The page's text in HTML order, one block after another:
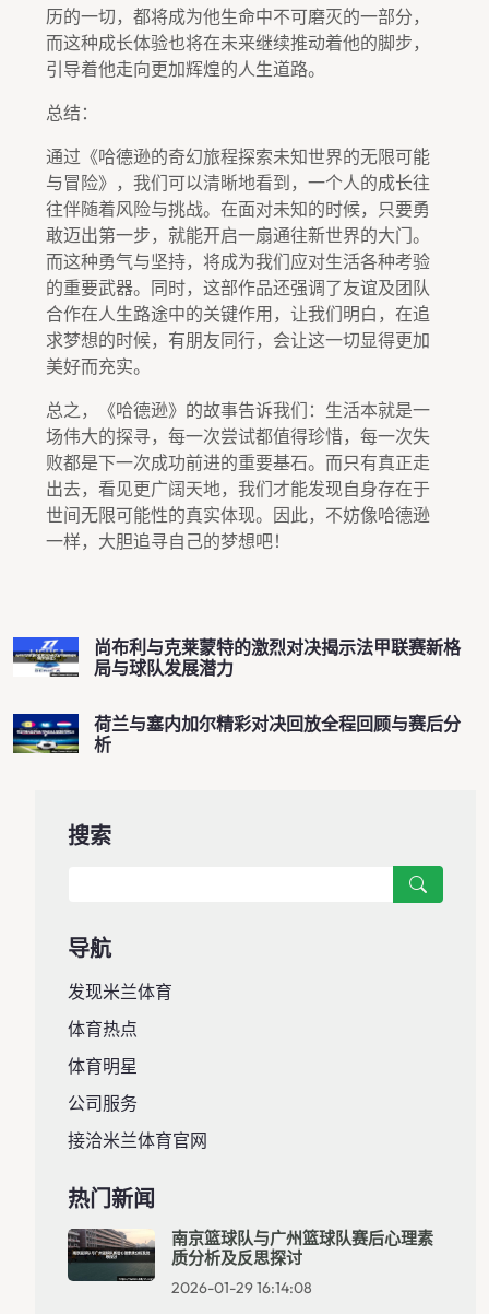
历的一切，都将成为他生命中不可磨灭的一部分，
而这种成长体验也将在未来继续推动着他的脚步，
引导着他走向更加辉煌的人生道路。
总结：
通过《哈德逊的奇幻旅程探索未知世界的无限可能
与冒险》，我们可以清晰地看到，一个人的成长往
往伴随着风险与挑战。在面对未知的时候，只要勇
敢迈出第一步，就能开启一扇通往新世界的大门。
而这种勇气与坚持，将成为我们应对生活各种考验
的重要武器。同时，这部作品还强调了友谊及团队
合作在人生路途中的关键作用，让我们明白，在追
求梦想的时候，有朋友同行，会让这一切显得更加
美好而充实。
总之，《哈德逊》的故事告诉我们：生活本就是一
场伟大的探寻，每一次尝试都值得珍惜，每一次失
败都是下一次成功前进的重要基石。而只有真正走
出去，看见更广阔天地，我们才能发现自身存在于
世间无限可能性的真实体现。因此，不妨像哈德逊
一样，大胆追寻自己的梦想吧！
尚布利与克莱蒙特的激烈对决揭示法甲联赛新格
局与球队发展潜力
荷兰与塞内加尔精彩对决回放全程回顾与赛后分
析
搜索
导航
发现米兰体育
体育热点
体育明星
公司服务
接洽米兰体育官网
热门新闻
南京篮球队与广州篮球队赛后心理素
质分析及反思探讨
2026-01-29 16:14:08